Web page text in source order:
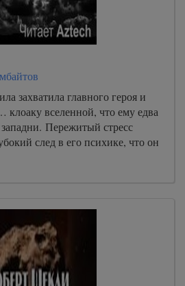
захватила главного героя и
вселенной, что ему едва
западни. Пережитый стресс
след в его психике, что он